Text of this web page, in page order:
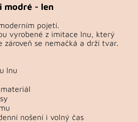
modré - len
pojetí.
vyrobené z imitace lnu, který
zároveň se nemačká a drží tvar.
lnu
nošení i volný čas